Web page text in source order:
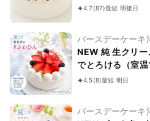
4.7 (87)最短 明後日
バースデーケーキ
NEW 純 生クリ
でとろける（室
と、外はふんわ
バースデーケーキ
4.5(8)最短 明日
バースデーケーキ